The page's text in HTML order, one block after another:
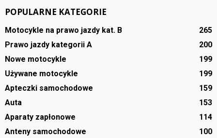
POPULARNE KATEGORIE
Motocykle na prawo jazdy kat. B
265
Prawo jazdy kategorii A
200
Nowe motocykle
199
Używane motocykle
199
Apteczki samochodowe
159
Auta
153
Aparaty zapłonowe
114
Anteny samochodowe
100